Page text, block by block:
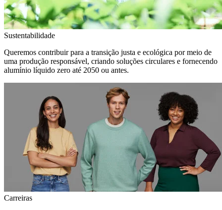
Sustentabilidade
Queremos contribuir para a transição justa e ecológica por meio de
uma produção responsável, criando soluções circulares e fornecendo
alumínio líquido zero até 2050 ou antes.
Carreiras